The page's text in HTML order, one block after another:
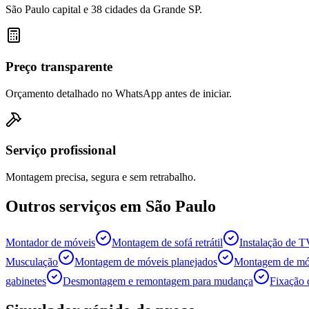
São Paulo capital e 38 cidades da Grande SP.
Preço transparente
Orçamento detalhado no WhatsApp antes de iniciar.
Serviço profissional
Montagem precisa, segura e sem retrabalho.
Outros serviços em São Paulo
Montador de móveis Montagem de sofá retrátil
Instalação de
Musculação
Montagem de móveis planejados
Montagem de
gabinetes
Desmontagem e remontagem para mudança Fixação